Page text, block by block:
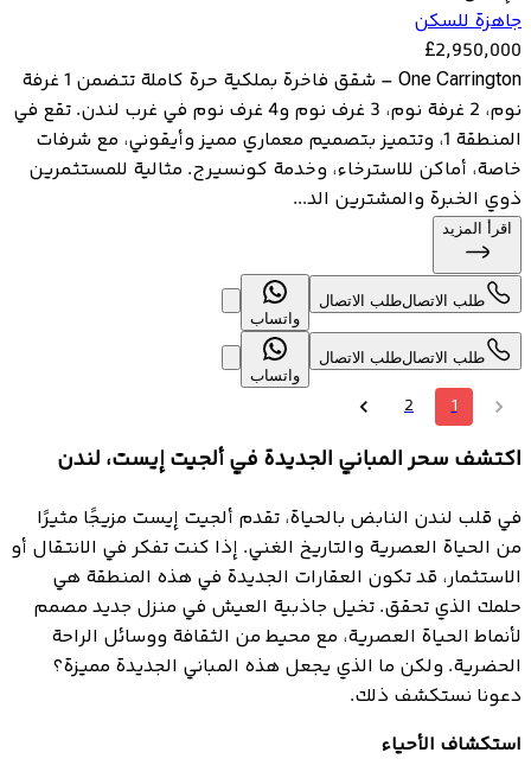
جاهزة للسكن
£2,950,000
One Carrington – شقق فاخرة بملكية حرة كاملة تتضمن 1 غرفة
نوم، 2 غرفة نوم، 3 غرف نوم و4 غرف نوم في غرب لندن. تقع في
المنطقة 1، وتتميز بتصميم معماري مميز وأيقوني، مع شرفات
خاصة، أماكن للاسترخاء، وخدمة كونسيرج. مثالية للمستثمرين
ذوي الخبرة والمشترين الد...
اقرأ المزيد
طلب الاتصالطلب الاتصال
واتساب
طلب الاتصالطلب الاتصال
واتساب
1
2
اكتشف سحر المباني الجديدة في ألجيت إيست، لندن
في قلب لندن النابض بالحياة، تقدم ألجيت إيست مزيجًا مثيرًا
من الحياة العصرية والتاريخ الغني. إذا كنت تفكر في الانتقال أو
الاستثمار، قد تكون العقارات الجديدة في هذه المنطقة هي
حلمك الذي تحقق. تخيل جاذبية العيش في منزل جديد مصمم
لأنماط الحياة العصرية، مع محيط من الثقافة ووسائل الراحة
الحضرية. ولكن ما الذي يجعل هذه المباني الجديدة مميزة؟
دعونا نستكشف ذلك.
استكشاف الأحياء